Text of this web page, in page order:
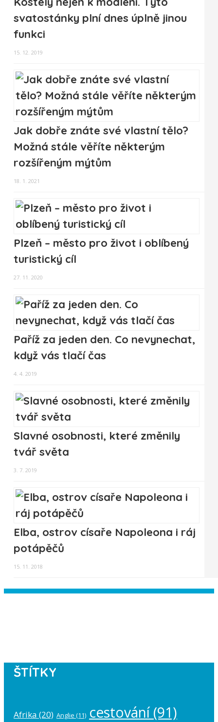
svatostánky plní dnes úplně jinou
funkci
15. 12. 2019
Jak dobře znáte své vlastní tělo?
Možná stále věříte některým
rozšířeným mýtům
18. 1. 2021
Plzeň – město pro život i oblíbený
turistický cíl
27. 11. 2020
Paříž za jeden den. Co nevynechat,
když vás tlačí čas
4. 4. 2019
Slavné osobnosti, které změnily
tvář světa
3. 7. 2019
Elba, ostrov císaře Napoleona i ráj
potápěčů
15. 11. 2018
ŠTÍTKY
Afrika (20) Anglie (11) cestování(91)